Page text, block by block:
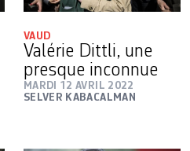
VAUD
Valérie Dittli, une
presque inconnue
MARDI 12 AVRIL 2022
SELVER KABACALMAN